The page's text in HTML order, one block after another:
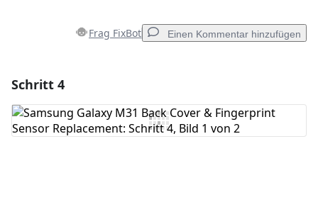
Frag FixBot Einen Kommentar hinzufügen
Kommentar hinzufügen
Schritt 4